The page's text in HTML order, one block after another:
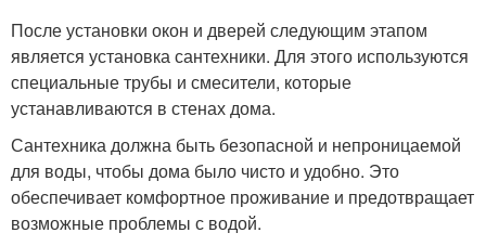
После установки окон и дверей следующим этапом
является установка сантехники. Для этого используются
специальные трубы и смесители, которые
устанавливаются в стенах дома.
Сантехника должна быть безопасной и непроницаемой
для воды, чтобы дома было чисто и удобно. Это
обеспечивает комфортное проживание и предотвращает
возможные проблемы с водой.